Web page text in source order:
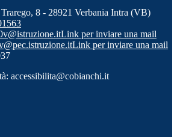
8 - 28921 Verbania Intra (VB)
Link per inviare una mail
Link per inviare una mail
accessibilita@cobianchi.it